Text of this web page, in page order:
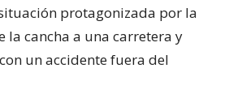
protagonizada por la
la cancha a una carretera y
un accidente fuera del